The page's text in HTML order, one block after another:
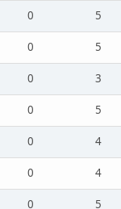
0
5
0
5
0
3
0
5
0
4
0
4
0
5